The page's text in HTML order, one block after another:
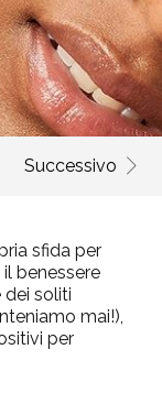
Successivo
sfida per
benessere
dei soliti
mai!),
per